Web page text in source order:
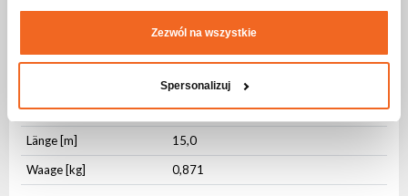
Zezwól na wszystkie
Spersonalizuj
2x0,3
Mantelmaterial
PVC
Schwarz
Kabelmanagement
Klett-Kabelbinder
Länge [m]
15,0
Waage [kg]
0,871